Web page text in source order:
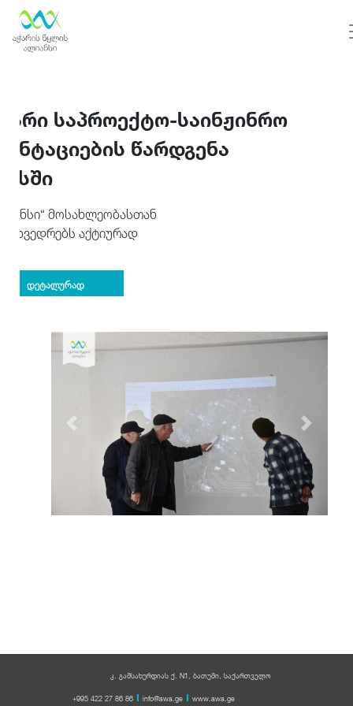
საპროექტო-საინჟინრო
წარდგენა
მოსახლეობასთან
აქტიურად
დეტალურად
Previous Next
სიახლეების არქივი
კ. გამსახურდიას ქ. N1, ბათუმი, საქართველო
+995 422 27 86 86
info@awa.ge www.awa.ge